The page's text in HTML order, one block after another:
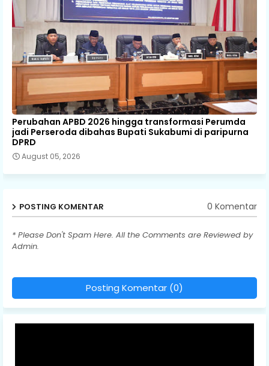
Perubahan APBD 2026 hingga transformasi Perumda
jadi Perseroda dibahas Bupati Sukabumi di paripurna
DPRD
August 05, 2026
POSTING KOMENTAR 0 Komentar
* Please Don't Spam Here. All the Comments are Reviewed by
Admin.
Posting Komentar (0)